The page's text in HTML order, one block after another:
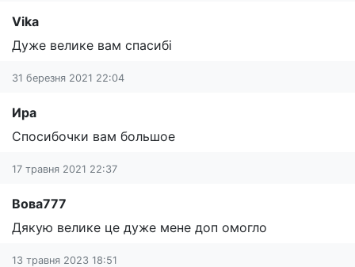
Vika
Дуже велике вам спасибі
31 березня 2021 22:04
Ира
Спосибочки вам большое
17 травня 2021 22:37
Вова777
Дякую велике це дуже мене доп омогло
13 травня 2023 18:51